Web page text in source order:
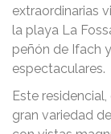
extraordinarias
la playa La
peñón de Ifach
espectaculares.
Este
gran variedad